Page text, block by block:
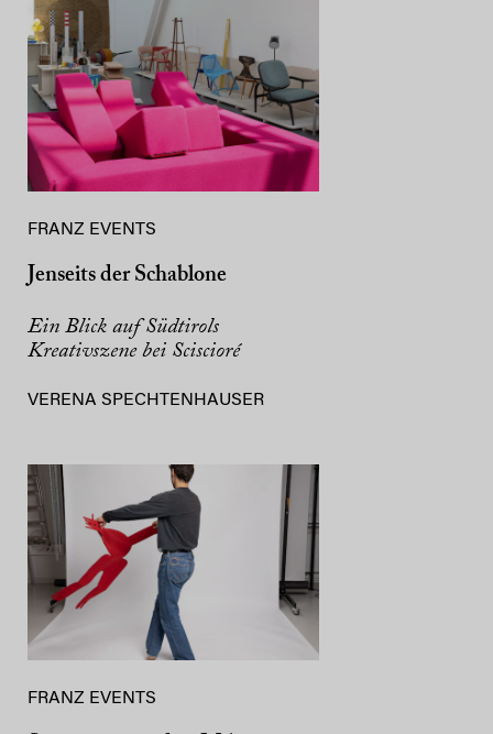
FRANZ EVENTS
Jenseits der Schablone
Ein Blick auf Südtirols
Kreativszene bei Sciscioré
VERENA SPECHTENHAUSER
FRANZ EVENTS